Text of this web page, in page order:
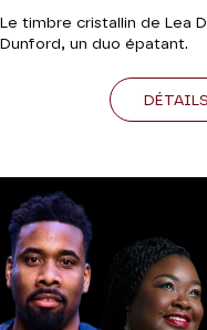
Le timbre cristallin de Lea
Dunford, un duo épatant.
DÉTAILS